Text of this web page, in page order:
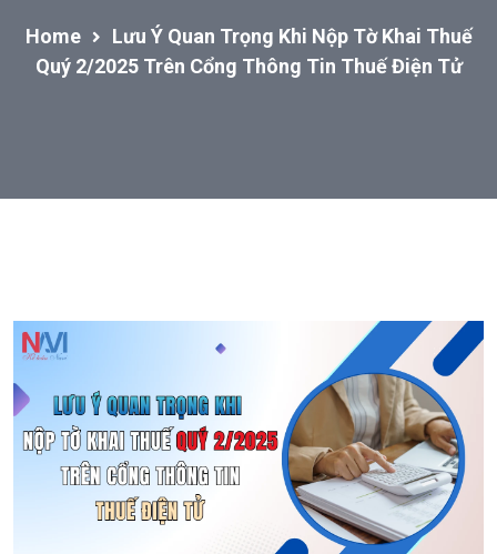
Home
Lưu Ý Quan Trọng Khi Nộp Tờ Khai Thuế
Quý 2/2025 Trên Cổng Thông Tin Thuế Điện Tử